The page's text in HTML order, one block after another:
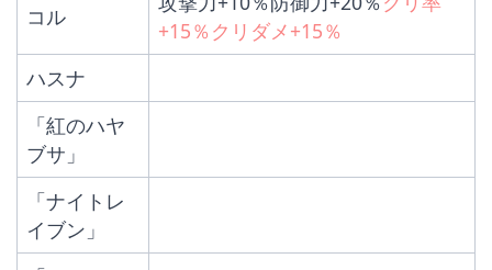
コル
+15％クリダメ+15％
ハスナ
「紅のハヤ
ブサ」
「ナイトレ
イブン」